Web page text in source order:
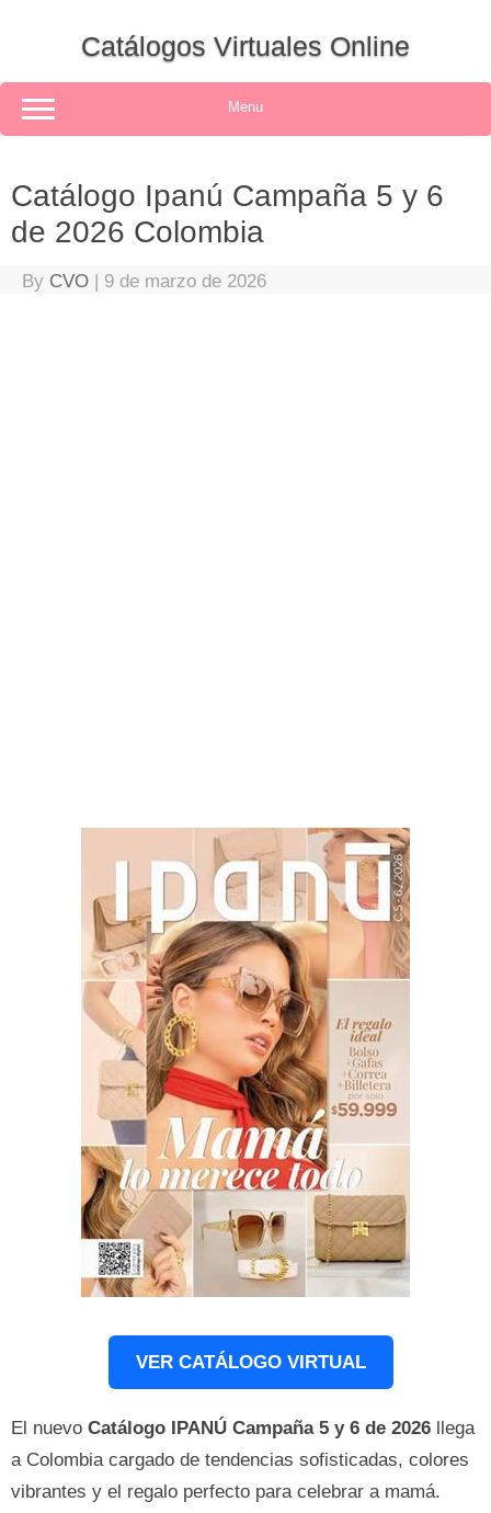
Catálogos Virtuales Online
Menu
Catálogo Ipanú Campaña 5 y 6
de 2026 Colombia
By CVO | 9 de marzo de 2026
VER CATÁLOGO VIRTUAL
El nuevo Catálogo IPANÚ Campaña 5 y 6 de 2026 llega
a Colombia cargado de tendencias sofisticadas, colores
vibrantes y el regalo perfecto para celebrar a mamá.